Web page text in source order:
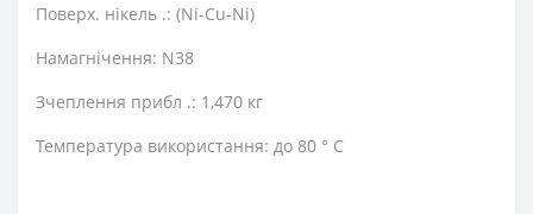
Поверх. нікель .: (Ni-Cu-Ni)
Намагнічення: N38
Зчеплення прибл .: 1,470 кг
Температура використання: до 80 ° C